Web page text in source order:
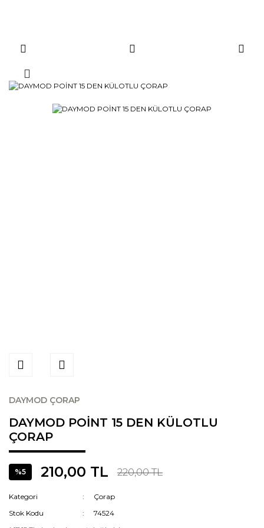
DAYMOD ÇORAP
DAYMOD POİNT 15 DEN KÜLOTLU
ÇORAP
%5 210,00 TL 220,00 TL
Kategori
Çorap
Stok Kodu
74524